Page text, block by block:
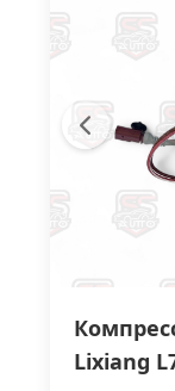
Lixiang